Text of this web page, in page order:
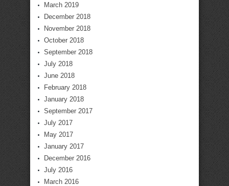
March 2019
December 2018
November 2018
October 2018
September 2018
July 2018
June 2018
February 2018
January 2018
September 2017
July 2017
May 2017
January 2017
December 2016
July 2016
March 2016